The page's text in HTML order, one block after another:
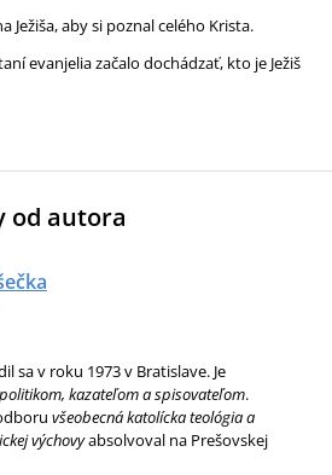
Ježiša, aby si poznal celého Krista.
evanjelia začalo dochádzať, kto je Ježiš
od autora
sa v roku 1973 v Bratislave. Je
kazateľom a spisovateľom.
všeobecná katolícka teológia a
výchovyabsolvoval na Prešovskej